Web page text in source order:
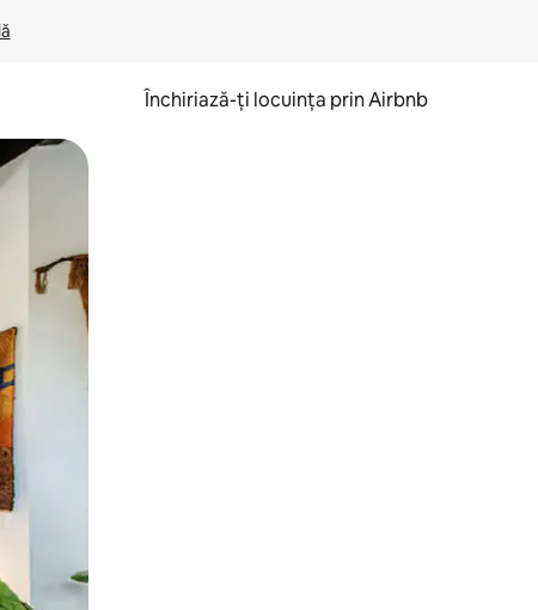
Închiriază-ți locuința prin Airbnb